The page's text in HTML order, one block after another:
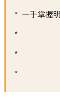
一手掌握